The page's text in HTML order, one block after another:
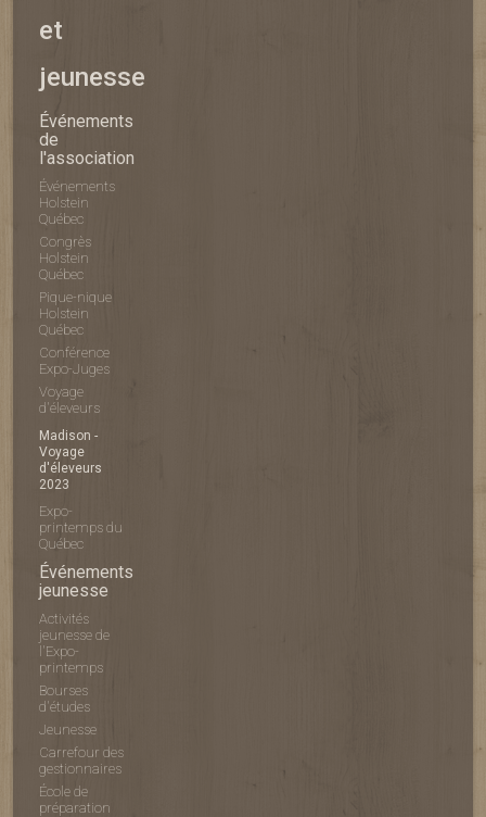
et
jeunesse
Événements
de
l'association
Événements
Holstein
Québec
Congrès
Holstein
Québec
Pique-nique
Holstein
Québec
Conférence
Expo-Juges
Voyage
d'éleveurs
Madison -
Voyage
d'éleveurs
2023
Expo-
printemps du
Québec
Événements
jeunesse
Activités
jeunesse de
l'Expo-
printemps
Bourses
d'études
Jeunesse
Carrefour des
gestionnaires
École de
préparation